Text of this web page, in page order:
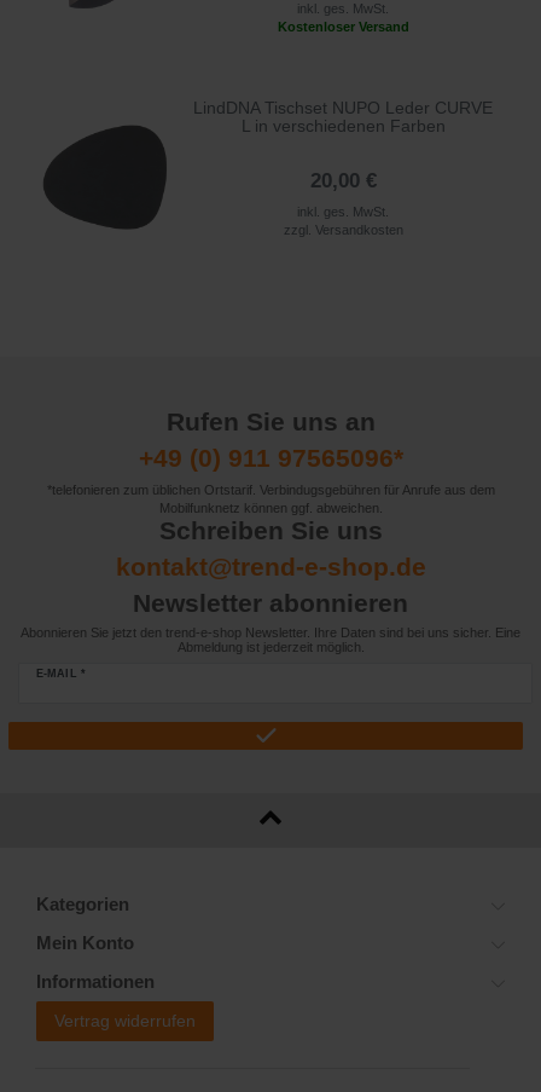
inkl. ges. MwSt.
Kostenloser Versand
LindDNA Tischset NUPO Leder CURVE
L in verschiedenen Farben
20,00 €
inkl. ges. MwSt.
zzgl. Versandkosten
Rufen Sie uns an
+49 (0) 911 97565096*
*telefonieren zum üblichen Ortstarif. Verbindugsgebühren für Anrufe aus dem
Mobilfunknetz können ggf. abweichen.
Schreiben Sie uns
kontakt@trend-e-shop.de
Newsletter abonnieren
Abonnieren Sie jetzt den trend-e-shop Newsletter. Ihre Daten sind bei uns sicher. Eine
Abmeldung ist jederzeit möglich.
E-MAIL *
Kategorien
Mein Konto
Informationen
Vertrag widerrufen